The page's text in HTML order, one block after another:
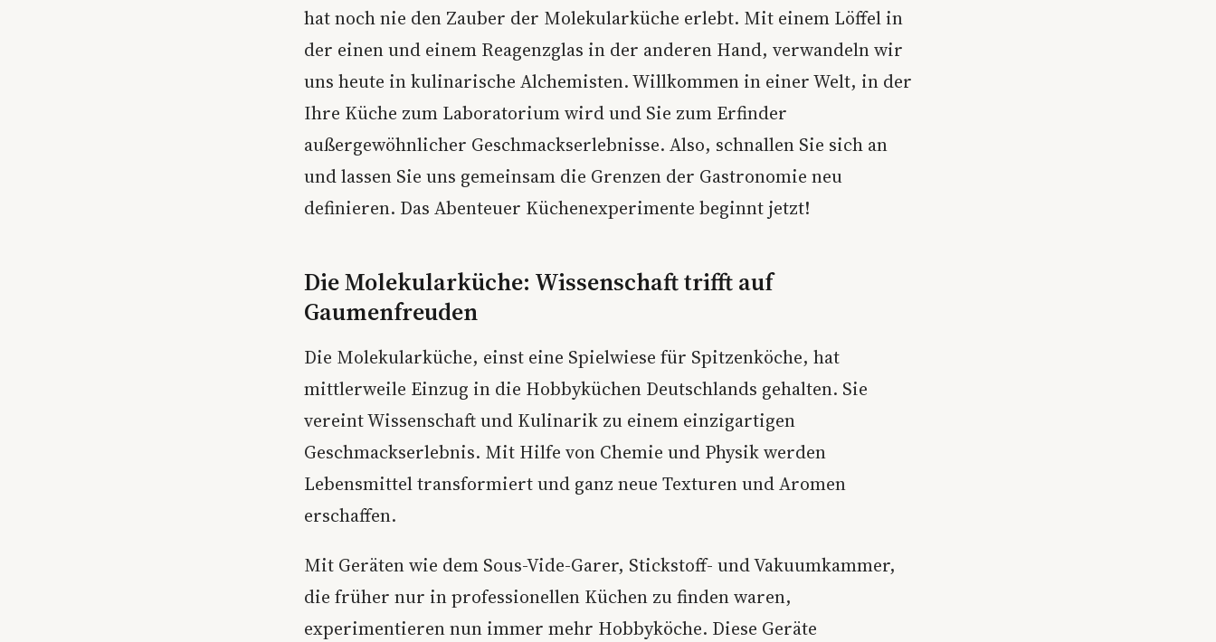
hat noch nie den Zauber der Molekularküche erlebt. Mit einem Löffel in
der einen und einem Reagenzglas in der anderen Hand, verwandeln wir
uns heute in kulinarische Alchemisten. Willkommen in einer Welt, in der
Ihre Küche zum Laboratorium wird und Sie zum Erfinder
außergewöhnlicher Geschmackserlebnisse. Also, schnallen Sie sich an
und lassen Sie uns gemeinsam die Grenzen der Gastronomie neu
definieren. Das Abenteuer Küchenexperimente beginnt jetzt!
Die Molekularküche: Wissenschaft trifft auf
Gaumenfreuden
Die Molekularküche, einst eine Spielwiese für Spitzenköche, hat
mittlerweile Einzug in die Hobbyküchen Deutschlands gehalten. Sie
vereint Wissenschaft und Kulinarik zu einem einzigartigen
Geschmackserlebnis. Mit Hilfe von Chemie und Physik werden
Lebensmittel transformiert und ganz neue Texturen und Aromen
erschaffen.
Mit Geräten wie dem Sous-Vide-Garer, Stickstoff- und Vakuumkammer,
die früher nur in professionellen Küchen zu finden waren,
experimentieren nun immer mehr Hobbyköche. Diese Geräte